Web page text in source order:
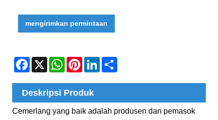
mengirimkan permintaan
Facebook
X WhatsAppPinterestLinkedIn
Deskripsi Produk
Cemerlang yang baik adalah produsen dan pemasok